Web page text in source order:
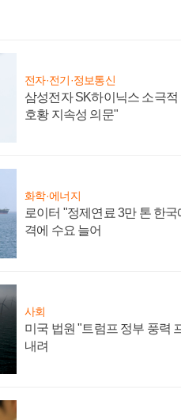
전자·전기·정보통신
삼성전자 SK하이닉스 소극
호황 지속성 의문"
화학·에너지
로이터 "정제연료 3만 톤 한
격에 수요 늘어
사회
미국 법원 "트럼프 정부 풍력
내려